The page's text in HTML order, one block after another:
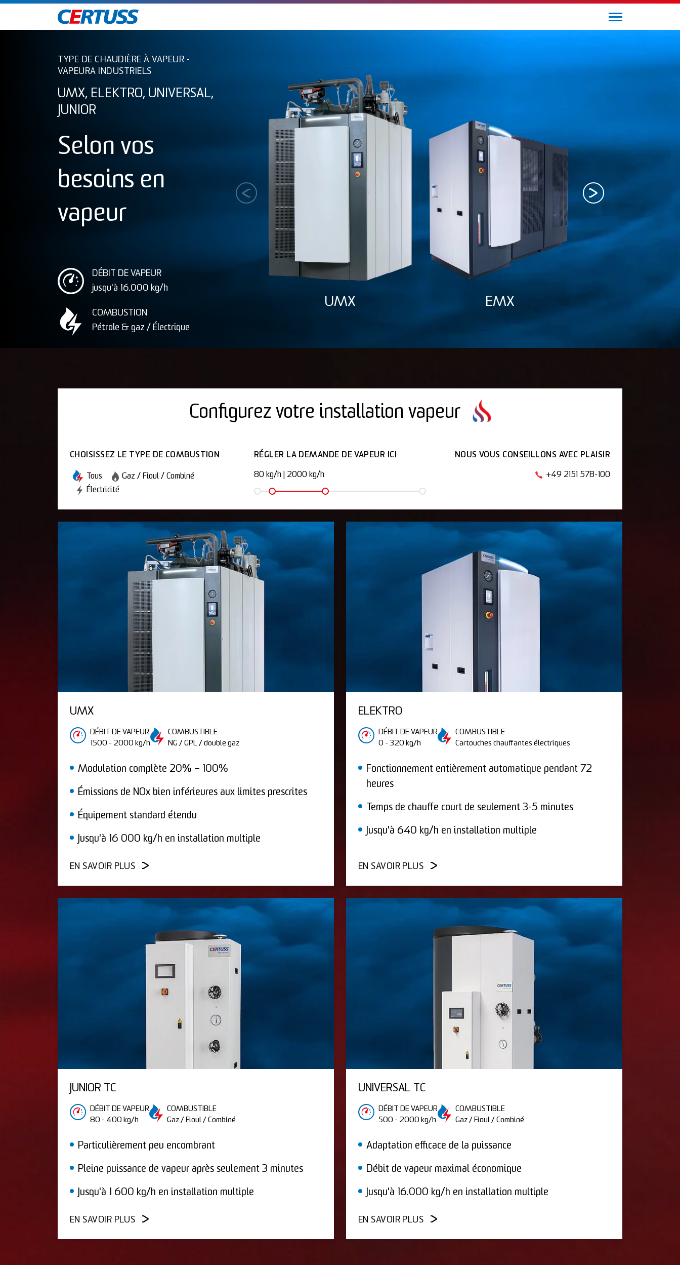
TYPE DE CHAUDIÈRE À VAPEUR -
VAPEURA INDUSTRIELS
UMX, ELEKTRO, UNIVERSAL,
JUNIOR
Selon vos
besoins en
vapeur
DÉBIT DE VAPEUR
jusqu'à 16.000 kg/h
COMBUSTION
Pétrole & gaz / Électrique
UMX EMX
Configurez votre installation vapeur
CHOISISSEZ LE TYPE DE COMBUSTION
Tous
Gaz / Fioul / Combiné
Électricité
RÉGLER LA DEMANDE DE VAPEUR ICI
80 kg/h 2000 kg/h
NOUS VOUS CONSEILLONS AVEC PLAISIR
+49 2151 578-100
UMX
DÉBIT DE VAPEUR
1500 - 2000 kg/h
COMBUSTIBLE
NG / GPL / double gaz
Modulation complète 20% – 100%
Émissions de NOx bien inférieures aux limites prescrites
Équipement standard étendu
Jusqu'à 16 000 kg/h en installation multiple
EN SAVOIR PLUS
ELEKTRO
DÉBIT DE VAPEUR
0 - 320 kg/h
COMBUSTIBLE
Cartouches chauffantes électriques
Fonctionnement entièrement automatique pendant 72
heures
Temps de chauffe court de seulement 3-5 minutes
Jusqu'à 640 kg/h en installation multiple
EN SAVOIR PLUS
JUNIOR TC
DÉBIT DE VAPEUR
80 - 400 kg/h
COMBUSTIBLE
Gaz / Fioul / Combiné
Particulièrement peu encombrant
Pleine puissance de vapeur après seulement 3 minutes
Jusqu'à 1 600 kg/h en installation multiple
EN SAVOIR PLUS
UNIVERSAL TC
DÉBIT DE VAPEUR
500 - 2000 kg/h
COMBUSTIBLE
Gaz / Fioul / Combiné
Adaptation efficace de la puissance
Débit de vapeur maximal économique
Jusqu'à 16.000 kg/h en installation multiple
EN SAVOIR PLUS